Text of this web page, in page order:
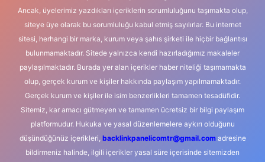
Ancak, üyelerimiz yazdıkları içeriklerin sorumluluğunu taşımakta olup,
siteye üye olarak bu sorumluluğu kabul etmiş sayılırlar. Bu internet
sitesi, herhangi bir marka, kurum veya şahıs şirketi ile hiçbir bağlantısı
bulunmamaktadır. Sitede yalnızca kendi hazırladığımız makaleler
paylaşılmaktadır. Burada yer alan içerikler haber niteliği taşımamakta
olup, gerçek kurum ve kişiler hakkında paylaşım yapılmamaktadır.
Gerçek kurum ve kişiler ile isim benzerlikleri tamamen tesadüfidir.
Sitemiz, kar amacı gütmeyen ve tamamen ücretsiz bir bilgi paylaşım
platformudur. Hukuka ve yasal düzenlemelere aykırı olduğunu
düşündüğünüz içerikleri, backlinkpanelicomtr@gmail.comadresine
bildirmeniz halinde, ilgili içerikler yasal süre içerisinde sitemizden